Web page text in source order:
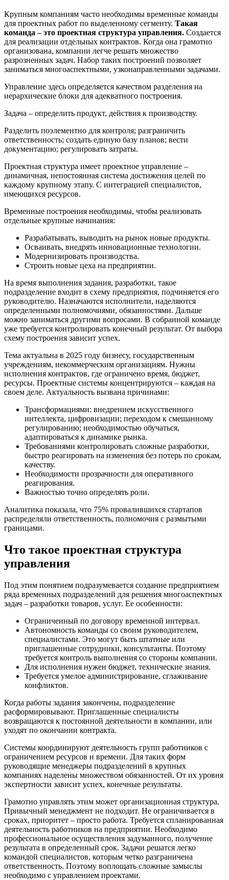
Крупным компаниям часто необходимы временные команды
для проектных работ по выделенному сегменту. Такая
команда – это проектная структура управления. Создается
для реализации отдельных контрактов. Когда она грамотно
организована, компании легче решать множество
разрозненных задач. Набор таких построений позволяет
заниматься многоаспектными, узконаправленными задачами.
Управление здесь определяется качеством разделения на
иерархические блоки для адекватного построения.
Задача – определить продукт, действия к производству.
Разделить поэлементно для контроля; разграничить
ответственность; создать единую базу планов; вести
документацию; регулировать затраты.
Проектная структура имеет проектное управление –
динамичная, непостоянная система достижения целей по
каждому крупному этапу. С интеграцией специалистов,
имеющихся ресурсов.
Временные построения необходимы, чтобы реализовать
отдельные крупные начинания:
Разрабатывать, выводить на рынок новые продукты.
Осваивать, внедрять инновационные технологии.
Модернизировать производства.
Строить новые цеха на предприятии.
На время выполнения задания, разработки, такое
подразделение входит в схему предприятия, подчиняется его
руководителю. Назначаются исполнители, наделяются
определенными полномочиями, обязанностями. Дальше
можно заниматься другими вопросами. В собранной команде
уже требуется контролировать конечный результат. От выбора
схему построения зависит успех.
Тема актуальна в 2025 году бизнесу, государственным
учреждениям, некоммерческим организациям. Нужны
исполнения контрактов, где ограничено время, бюджет,
ресурсы. Проектные системы концентрируются – каждая на
своем деле. Актуальность вызвана причинами:
Трансформациями: внедрением искусственного
интеллекта, цифровизации; переходом к смешанному
регулированию; необходимостью обучаться,
адаптироваться к динамике рынка.
Требованиями контролировать сложные разработки,
быстро реагировать на изменения без потерь по срокам,
качеству.
Необходимости прозрачности для оперативного
реагирования.
Важностью точно определять роли.
Аналитика показала, что 75% провалившихся стартапов
распределяли ответственность, полномочия с размытыми
границами.
Что такое проектная структура
управления
Под этим понятием подразумевается создание предприятием
ряда временных подразделений для решения многоаспектных
задач – разработки товаров, услуг. Ее особенности:
Ограниченный по договору временной интервал.
Автономность команды со своим руководителем,
специалистами. Это могут быть штатные или
приглашенные сотрудники, консультанты. Поэтому
требуется контроль выполнения со стороны компании.
Для исполнения нужен бюджет, технические знания.
Требуется умелое администрирование, сглаживание
конфликтов.
Когда работы задания закончены, подразделение
расформировывают. Приглашенные специалисты
возвращаются к постоянной деятельности в компании, или
уходят по окончании контракта.
Системы координируют деятельность групп работников с
ограничением ресурсов и времени. Для таких форм
руководящие менеджеры подразделений в крупных
компаниях наделены множеством обязанностей. От их уровня
экспертности зависит успех, конечные результаты.
Грамотно управлять этим может организационная структура.
Привычный менеджмент не подходит. Не ограничивается в
сроках, приоритет – просто работа. Требуется спланированная
деятельность работников на предприятии. Необходимо
профессиональное осуществления задуманного, получение
результата в определенный срок. Задачи решатся легко
командой специалистов, которым четко разграничена
ответственность. Поэтому воплощать сложные замыслы
необходимо с управлением проектами.